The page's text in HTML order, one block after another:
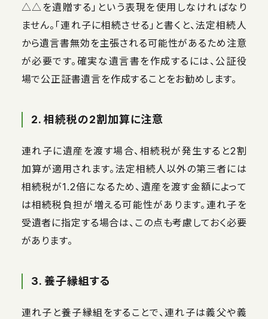
△△を遺贈する」という表現を使用しなければなり
ません。「連れ子に相続させる」と書くと、法定相続人
から遺言書無効を主張される可能性があるため注意
が必要です。確実な遺言書を作成するには、公証役
場で公正証書遺言を作成することをお勧めします。
2. 相続税の2割加算に注意
連れ子に遺産を渡す場合、相続税が発生すると2割
加算が適用されます。法定相続人以外の第三者には
相続税が1.2倍になるため、遺産を渡す金額によって
は相続税負担が増える可能性があります。連れ子を
受遺者に指定する場合は、この点も考慮しておく必要
があります。
3. 養子縁組する
連れ子と養子縁組をすることで、連れ子は義父や義